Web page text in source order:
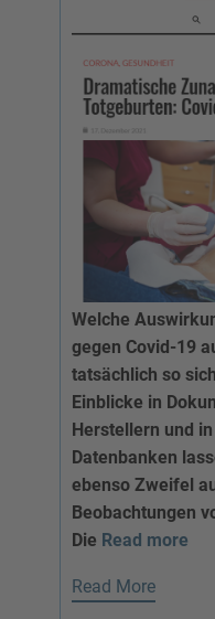
Welche
gegen Covid-19
tatsächlich so
Einblicke in
Herstellern und
Datenbanken
ebenso Zweifel
Beobachtungen
Die Read more
Read More